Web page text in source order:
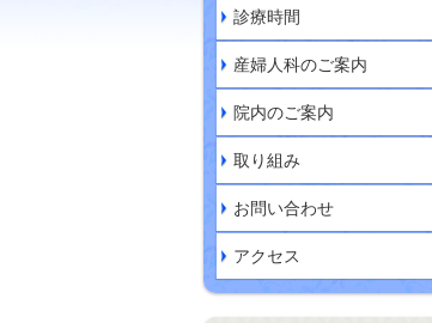
診療時間
産婦人科のご案内
院内のご案内
取り組み
お問い合わせ
アクセス